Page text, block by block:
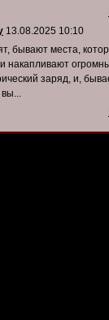
13.08.2025 10:10
бывают места,
накапливают
заряд, и,
вы...